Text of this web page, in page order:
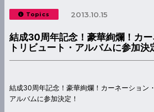
Topics 2013.10.15
結成30周年記念！豪華絢爛！カー
トリビュート・アルバムに参加決
結成30周年記念！豪華絢爛！カーネーション
アルバムに参加決定！